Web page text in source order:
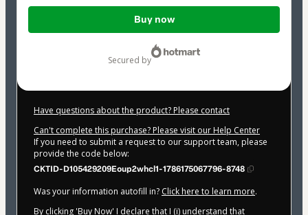
Total
Buy now
secured by
Have questions about the product? Please contact
Can't complete this purchase? Please visit our Help Center
If you need to submit a request to our support team, please
provide the code below:
CKTID-D105429209Eoup2whcl1-1786175067796-8748
Was your information autofill in? Click here to learn more.
By clicking 'Buy Now' I declare that I (i) understand that